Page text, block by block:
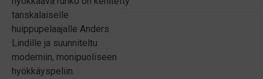
tanskalaiselle
huippupelaajalle Anders
Lindille ja suunniteltu
moderniin, monipuoliseen
hyökkäyspeliin.